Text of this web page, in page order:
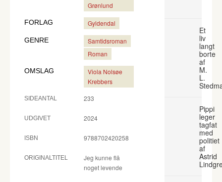
Grønlund
FORLAG Gyldendal
GENRE
Samtidsroman
Roman
OMSLAG
Viola Nolsøe
Krebbers
SIDEANTAL 233
UDGIVET 2024
ISBN 9788702420258
ORIGINALTITEL
Jeg kunne flå
noget levende
Et
liv
langt
borte
af
M.
L.
Pippi
leger
tagfat
med
politiet
af
Astrid